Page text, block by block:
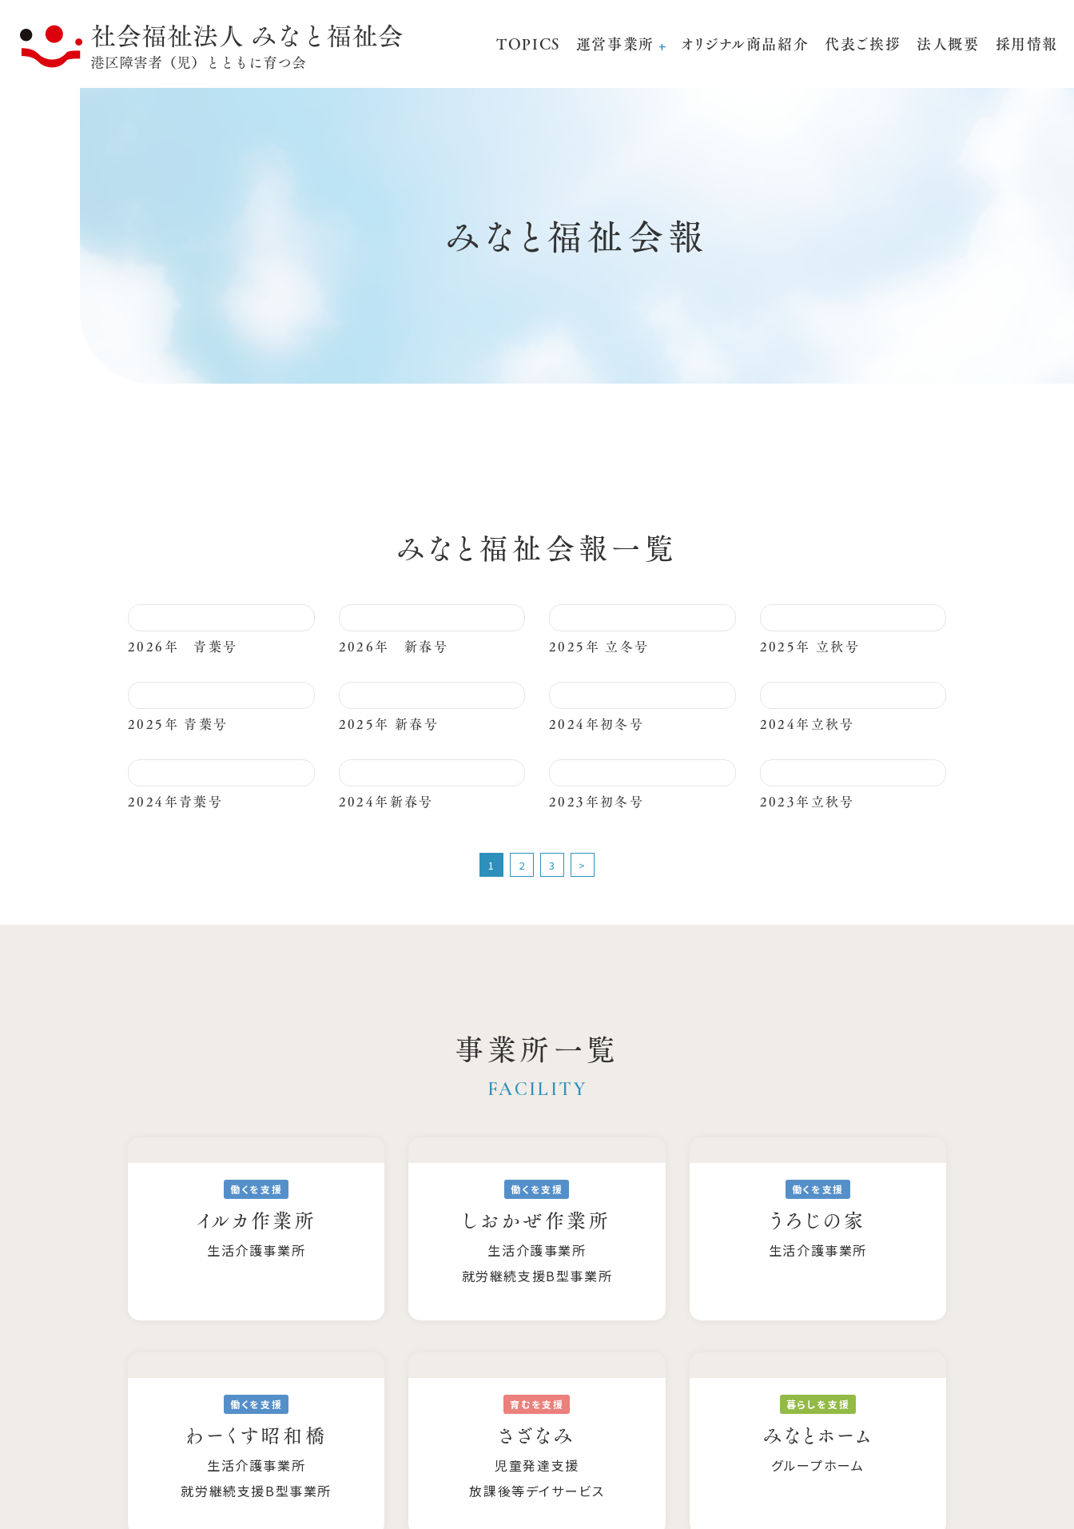
TOPICS 運営事業所 オリジナル商品紹介 代表ご挨拶 法人概要 採用情報
みなと福祉会報
みなと福祉会報一覧
2026年 青葉号 2026年 新春号 2025年 立冬号 2025年 立秋号
2025年 青葉号 2025年 新春号 2024年初冬号 2024年立秋号
2024年青葉号 2024年新春号 2023年初冬号 2023年立秋号
1 2 3 >
事業所一覧
働くを支援
イルカ作業所
生活介護事業所
働くを支援
しおかぜ作業所
生活介護事業所
就労継続支援B型事業所
働くを支援
うろじの家
生活介護事業所
働くを支援
わーくす昭和橋
生活介護事業所
就労継続支援B型事業所
育むを支援
さざなみ
児童発達支援
放課後等デイサービス
暮らしを支援
みなとホーム
グループホーム